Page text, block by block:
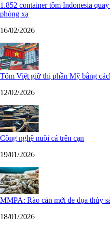
1.852 container tôm Indonesia
phóng xạ
16/02/2026
Tôm Việt giữ thị phần Mỹ bằng
12/02/2026
Công nghệ nuôi cá trên cạn
19/01/2026
MMPA: Rào cản mới đe dọa thủy
18/01/2026